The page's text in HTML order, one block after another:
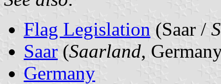
Flag Legislation (Saar /
Saar (Saarland,
Germany